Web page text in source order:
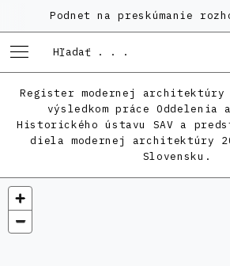
Podnet na preskúmanie
Register modernej architektúry
výsledkom práce
Historického ústavu SAV a
diela modernej architektúry
Slovensku.